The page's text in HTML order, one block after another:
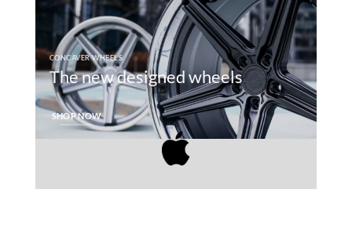
CONCAVER WHEELS
The new designed wheels
SHOP NOW